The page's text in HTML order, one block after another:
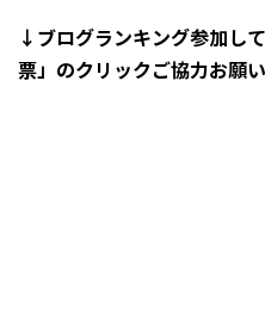
↓ブログランキング参加し
票」のクリックご協力お願